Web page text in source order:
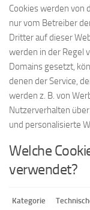
Cookies werden von
nur vom Betreiber
Dritter auf dieser
werden in der Regel
Domains gesetzt,
denen der Service,
werden z. B. von
Nutzerverhalten
und personalisierte
Welche
verwendet?
Kategorie